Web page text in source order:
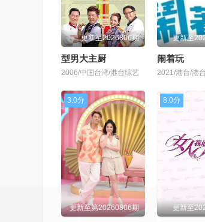
更新至2026806期
型男大主厨
2006/中国台湾/港台综艺
更新至
闹着玩
2021/港台/港
3.0分
更新至第20260806期
8.0分
更新至